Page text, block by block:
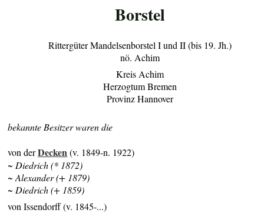
Borstel
Rittergüter Mandelsenborstel I und II (bis 19. Jh.)
nö. Achim
Kreis Achim
Herzogtum Bremen
Provinz Hannover
bekannte Besitzer waren die
von derDecken(v. 1849-n. 1922)
~ Diedrich (* 1872)
~ Alexander (+ 1879)
~ Diedrich (+ 1859)
von Issendorff (v. 1845-...)